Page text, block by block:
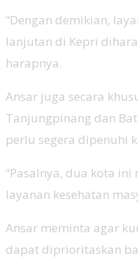
“Dengan demikian,
lanjutan di Kepri
harapnya.
Ansar juga secara
Tanjungpinang dan
perlu segera dipenuhi
“Pasalnya, dua kota
layanan kesehatan
Ansar meminta agar
dapat diprioritaskan